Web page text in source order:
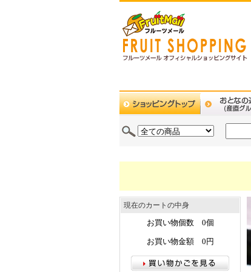
現在のカートの中身
お買い物個数 0個
お買い物金額 0円